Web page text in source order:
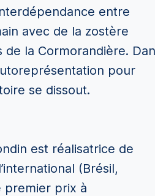
entre
avec de la zostère
la Cormorandière.
pour
se dissout.
est réalisatrice de
(Brésil,
premier prix à